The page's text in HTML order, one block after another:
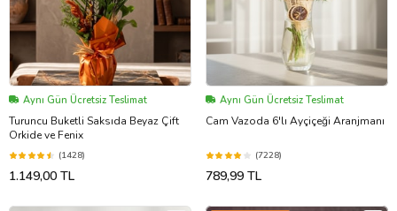
Aynı Gün Ücretsiz Teslimat
Turuncu Buketli Saksıda Beyaz Çift
Orkide ve Fenix
(1428)
1.149,00 TL
Aynı Gün Ücretsiz Teslimat
Cam Vazoda 6'lı Ayçiçeği Aranjmanı
(7228)
789,99 TL